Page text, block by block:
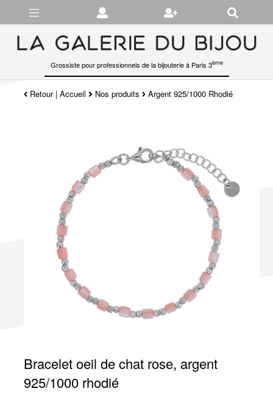
Grossiste pour professionnels de la bijouterie à Paris 3ème
Retour|Accueil Nos produits Argent 925/1000 Rhodié
Bracelet oeil de chat rose, argent
925/1000 rhodié
Gérer les préférences en matière de cookies